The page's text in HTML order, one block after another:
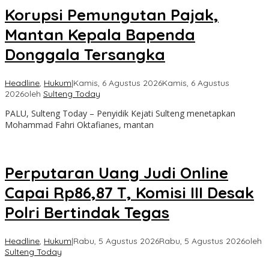
Korupsi Pemungutan Pajak,
Mantan Kepala Bapenda
Donggala Tersangka
Headline, Hukum|Kamis, 6 Agustus 2026Kamis, 6 Agustus
2026oleh Sulteng Today
PALU, Sulteng Today – Penyidik Kejati Sulteng menetapkan
Mohammad Fahri Oktafianes, mantan
Perputaran Uang Judi Online
Capai Rp86,87 T, Komisi III Desak
Polri Bertindak Tegas
Headline, Hukum|Rabu, 5 Agustus 2026Rabu, 5 Agustus 2026oleh
Sulteng Today